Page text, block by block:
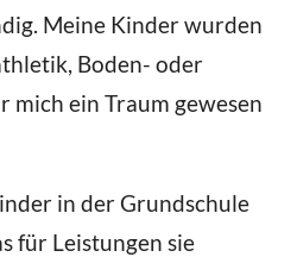
Meine Kinder wurden
Boden- oder
ein Traum gewesen
in der Grundschule
für Leistungen sie